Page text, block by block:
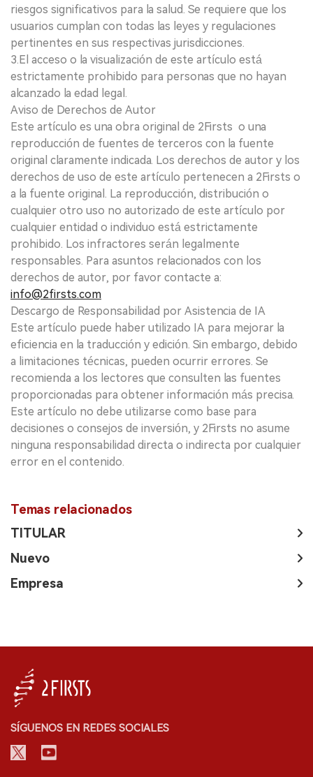
riesgos significativos para la salud. Se requiere que los
usuarios cumplan con todas las leyes y regulaciones
pertinentes en sus respectivas jurisdicciones.
3.El acceso o la visualización de este artículo está
estrictamente prohibido para personas que no hayan
alcanzado la edad legal.
Aviso de Derechos de Autor
Este artículo es una obra original de 2Firsts o una
reproducción de fuentes de terceros con la fuente
original claramente indicada. Los derechos de autor y los
derechos de uso de este artículo pertenecen a 2Firsts o
a la fuente original. La reproducción, distribución o
cualquier otro uso no autorizado de este artículo por
cualquier entidad o individuo está estrictamente
prohibido. Los infractores serán legalmente
responsables. Para asuntos relacionados con los
derechos de autor, por favor contacte a:
info@2firsts.com
Descargo de Responsabilidad por Asistencia de IA
Este artículo puede haber utilizado IA para mejorar la
eficiencia en la traducción y edición. Sin embargo, debido
a limitaciones técnicas, pueden ocurrir errores. Se
recomienda a los lectores que consulten las fuentes
proporcionadas para obtener información más precisa.
Este artículo no debe utilizarse como base para
decisiones o consejos de inversión, y 2Firsts no asume
ninguna responsabilidad directa o indirecta por cualquier
error en el contenido.
Temas relacionados
TITULAR
Nuevo
Empresa
SÍGUENOS EN REDES SOCIALES